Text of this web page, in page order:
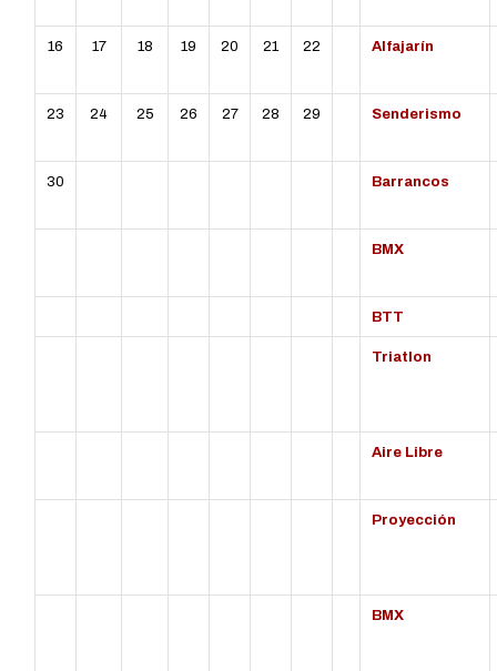
16 17 18 19 20 21 22 Alfajarín
23 24 25 26 27 28 29 Senderismo
30 Barrancos
BMX
BTT
Triatlon
Aire Libre
Proyección
BMX